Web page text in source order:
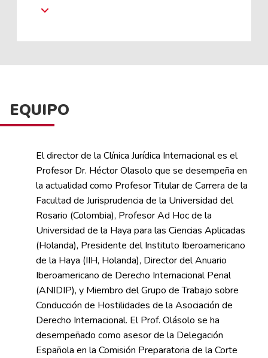
EQUIPO
El director de la Clínica Jurídica Internacional es el
Profesor Dr. Héctor Olasolo que se desempeña en
la actualidad como Profesor Titular de Carrera de la
Facultad de Jurisprudencia de la Universidad del
Rosario (Colombia), Profesor Ad Hoc de la
Universidad de la Haya para las Ciencias Aplicadas
(Holanda), Presidente del Instituto Iberoamericano
de la Haya (IIH, Holanda), Director del Anuario
Iberoamericano de Derecho Internacional Penal
(ANIDIP), y Miembro del Grupo de Trabajo sobre
Conducción de Hostilidades de la Asociación de
Derecho Internacional. El Prof. Olásolo se ha
desempeñado como asesor de la Delegación
Española en la Comisión Preparatoria de la Corte